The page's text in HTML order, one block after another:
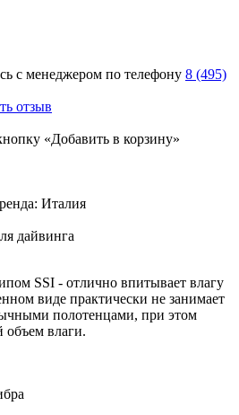
с менеджером по телефону 8 (495)
отзыв
«Добавить в корзину»
Италия
дайвинга
SSI - отлично впитывает влагу
виде практически не занимает
полотенцами, при этом
объем влаги.